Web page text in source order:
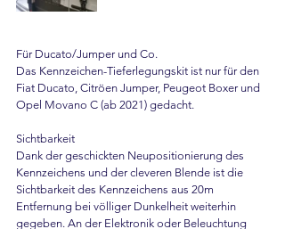
Für Ducato/Jumper und Co.
Das Kennzeichen-Tieferlegungskit ist nur für den
Fiat Ducato, Citröen Jumper, Peugeot Boxer und
Opel Movano C (ab 2021) gedacht.
Sichtbarkeit
Dank der geschickten Neupositionierung des
Kennzeichens und der cleveren Blende ist die
Sichtbarkeit des Kennzeichens aus 20m
Entfernung bei völliger Dunkelheit weiterhin
gegeben. An der Elektronik oder Beleuchtung